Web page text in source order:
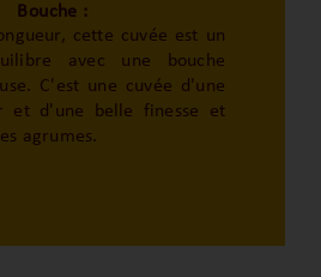
Bouche :
cette cuvée est un
avec une bouche
C'est une cuvée d'une
et d'une belle finesse et
agrumes.